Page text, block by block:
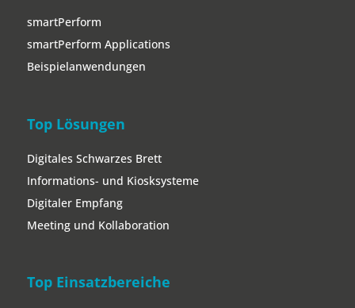
smartPerform
smartPerform Applications
Beispielanwendungen
Top Lösungen
Digitales Schwarzes Brett
Informations- und Kiosksysteme
Digitaler Empfang
Meeting und Kollaboration
Top Einsatzbereiche